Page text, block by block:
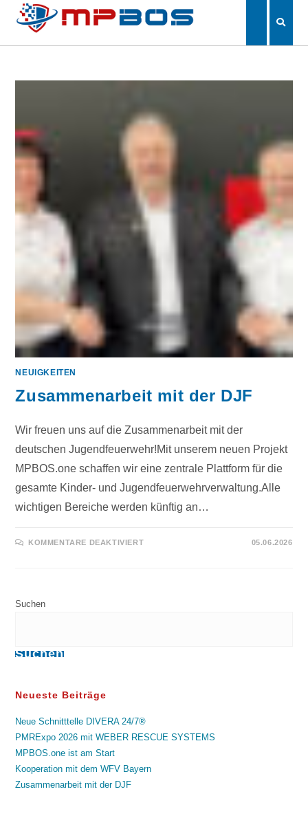
NEUIGKEITEN
Zusammenarbeit mit der DJF
Wir freuen uns auf die Zusammenarbeit mit der
deutschen Jugendfeuerwehr!Mit unserem neuen Projekt
MPBOS.one schaffen wir eine zentrale Plattform für die
gesamte Kinder- und Jugendfeuerwehrverwaltung.Alle
wichtigen Bereiche werden künftig an…
KOMMENTARE DEAKTIVIERT 05.06.2026
Suchen
Suchen
Neueste Beiträge
Neue Schnitttelle DIVERA 24/7®
PMRExpo 2026 mit WEBER RESCUE SYSTEMS
MPBOS.one ist am Start
Kooperation mit dem WFV Bayern
Zusammenarbeit mit der DJF